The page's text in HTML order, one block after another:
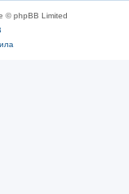
© phpBB Limited